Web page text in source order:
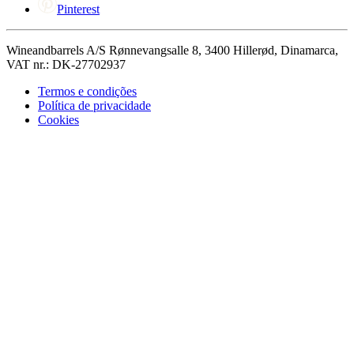
Pinterest
Wineandbarrels A/S Rønnevangsalle 8, 3400 Hillerød, Dinamarca,
VAT nr.: DK-27702937
Termos e condições
Política de privacidade
Cookies